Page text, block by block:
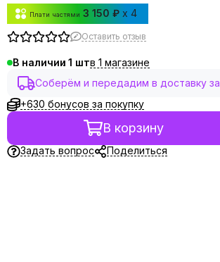
Плати частями 3 150 ₽ x 4
Оставить отзыв
В наличии 1
в 1 магазине
Соберём и передадим в доставку
+630 бонусов за покупку
В корзину
Задать вопрос Поделиться